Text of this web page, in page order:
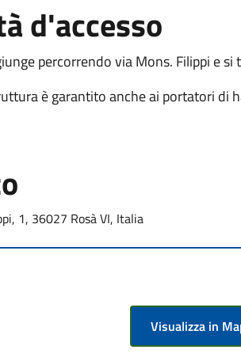
d'accesso
percorrendo via Mons. Filippi e
è garantito anche ai portatori di
1, 36027 Rosà VI, Italia
Visualizza in